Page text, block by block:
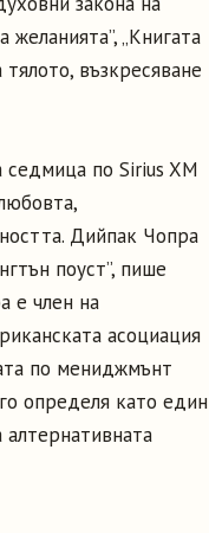
желанията”, „Книгата
тялото, възкресяване
седмица по Sirius XM
Дийпак Чопра
поуст”, пише
е член на
асоциация
по мениджмънт
определя като един